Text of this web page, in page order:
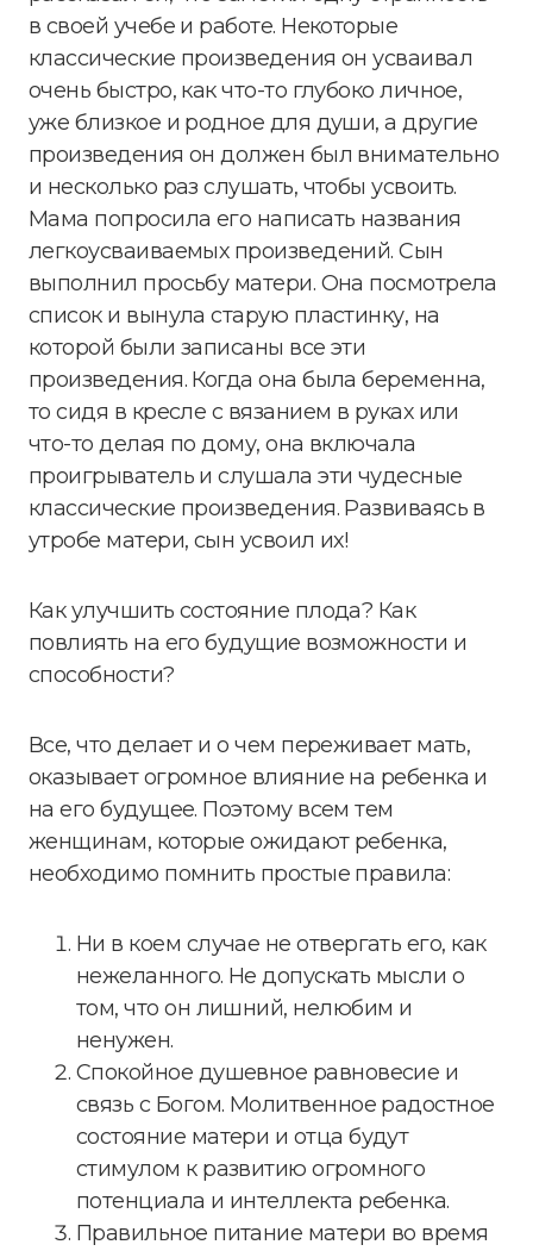
в своей учебе и работе. Некоторые
классические произведения он усваивал
очень быстро, как что-то глубоко личное,
уже близкое и родное для души, а другие
произведения он должен был внимательно
и несколько раз слушать, чтобы усвоить.
Мама попросила его написать названия
легкоусваиваемых произведений. Сын
выполнил просьбу матери. Она посмотрела
список и вынула старую пластинку, на
которой были записаны все эти
произведения. Когда она была беременна,
то сидя в кресле с вязанием в руках или
что-то делая по дому, она включала
проигрыватель и слушала эти чудесные
классические произведения. Развиваясь в
утробе матери, сын усвоил их!
Как улучшить состояние плода? Как
повлиять на его будущие возможности и
способности?
Все, что делает и о чем переживает мать,
оказывает огромное влияние на ребенка и
на его будущее. Поэтому всем тем
женщинам, которые ожидают ребенка,
необходимо помнить простые правила:
Ни в коем случае не отвергать его, как
нежеланного. Не допускать мысли о
том, что он лишний, нелюбим и
ненужен.
Спокойное душевное равновесие и
связь с Богом. Молитвенное радостное
состояние матери и отца будут
стимулом к развитию огромного
потенциала и интеллекта ребенка.
Правильное питание матери во время